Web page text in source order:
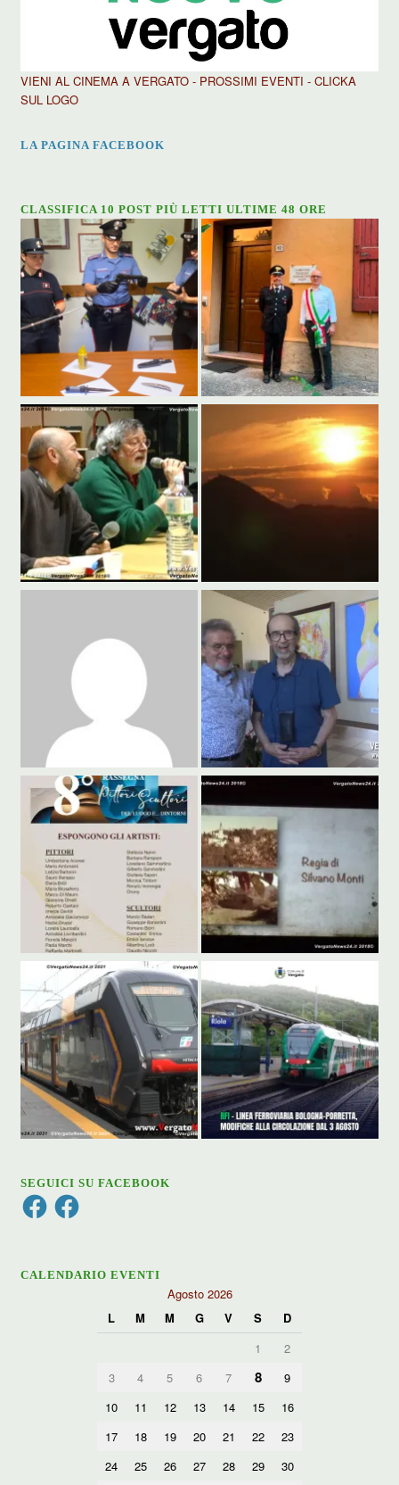
VIENI AL CINEMA A VERGATO - PROSSIMI EVENTI - CLICKA
SUL LOGO
LA PAGINA FACEBOOK
CLASSIFICA 10 POST PIÙ LETTI ULTIME 48 ORE
SEGUICI SU FACEBOOK
FacebookFacebook
CALENDARIO EVENTI
Agosto 2026
L
M M G V S
D
1
2
3
4 5 6 7 8
9
10
11 12 13 14 15
16
17
18 19 20 21 22
23
24
25 26 27 28 29
30